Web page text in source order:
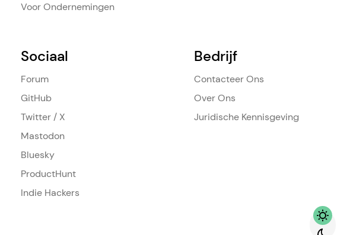
Voor Ondernemingen
Sociaal
Forum
GitHub
Twitter / X
Mastodon
Bluesky
ProductHunt
Indie Hackers
Bedrijf
Contacteer Ons
Over Ons
Juridische Kennisgeving